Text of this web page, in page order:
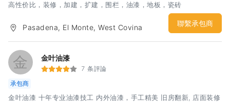
高性价比，装修，加建，扩建，围栏，油漆，地板，瓷砖
Pasadena, El Monte, West Covina 聯繫承包商
金 金叶油漆
7 条評論
承包商
金叶油漆 十年专业油漆技工 内外油漆，手工精美 旧房翻新, 店面装修